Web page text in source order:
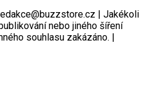
| Jakékoli
nebo jiného šíření
souhlasu zakázáno.